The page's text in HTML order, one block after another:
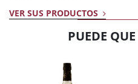
VER SUS PRODUCTOS
PUEDE